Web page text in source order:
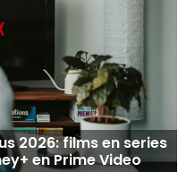
2026: films en series
en Prime Video